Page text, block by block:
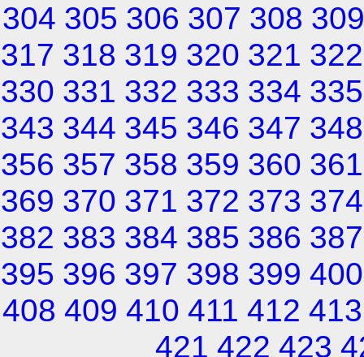
304 305 306 307 308 309
317 318 319 320 321 322
330 331 332 333 334 335
343 344 345 346 347 348
356 357 358 359 360 361
369 370 371 372 373 374
382 383 384 385 386 387
395 396 397 398 399 400
408 409 410 411 412 413
421 422 423